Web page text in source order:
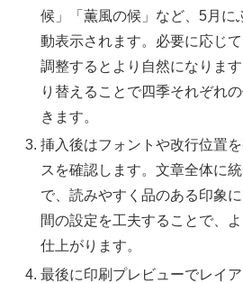
候」「薫風の候」など、5月に
動表示されます。必要に応じ
調整するとより自然になりま
り替えることで四季それぞれ
きます。
挿入後はフォントや改行位置
スを確認します。文章全体に
で、読みやすく品のある印象
間の設定を工夫することで、
仕上がります。
最後に印刷プレビューでレイ